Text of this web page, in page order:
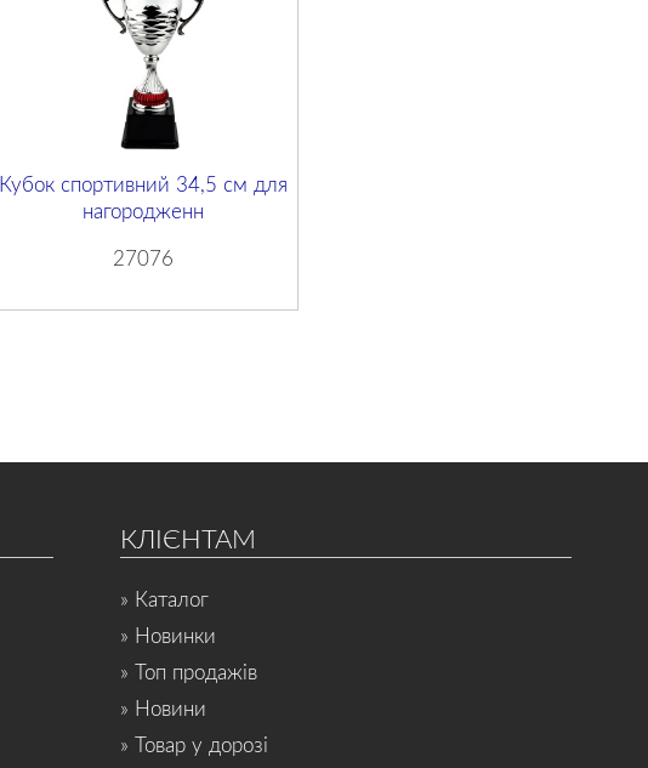
Кубок спортивний 34,5 см для
нагородженн
27076
КЛІЄНТАМ
» Каталог
» Новинки
» Топ продажів
» Новини
» Товар у дорозі